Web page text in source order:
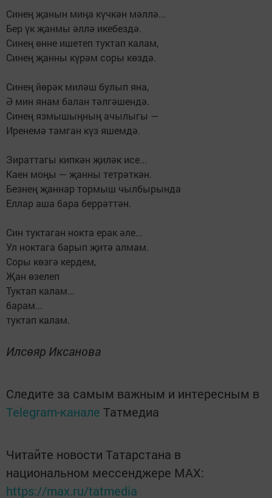
Синең җанын миңа күчкән мәллә...
Бер үк җанмы әллә икебездә.
Синең өнне ишетеп туктап калам,
Синең җанны күрәм соры көздә.
Синең йөрәк миләш булып яна,
Ә мин янам балан тәлгәшендә.
Синең язмышыңның ачылыгы —
Иренемә тамган күз яшемдә.
Зираттагы кипкән җиләк исе...
Каен моңы — җанны тетрәткән.
Безнең җаннар тормыш чылбырында
Еллар аша бара беррәттән.
Син туктаган нокта ерак әле...
Ул ноктага барып җитә алмам.
Соры көзгә кердем,
Җан өзелеп
Туктап калам...
барам...
туктап калам.
Илсөяр Иксанова
Следите за самым важным и интересным в
Telegram-канале Татмедиа
Читайте новости Татарстана в
национальном мессенджере MАХ:
https://max.ru/tatmedia